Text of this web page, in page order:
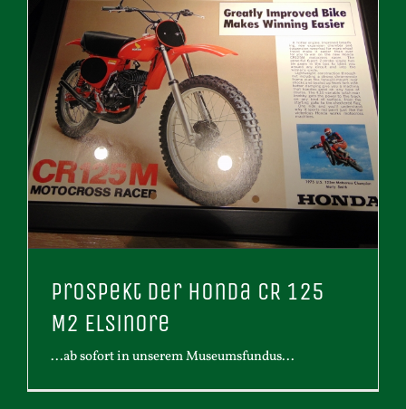
Prospekt der Honda CR 125
M2 Elsinore
...ab sofort in unserem Museumsfundus...